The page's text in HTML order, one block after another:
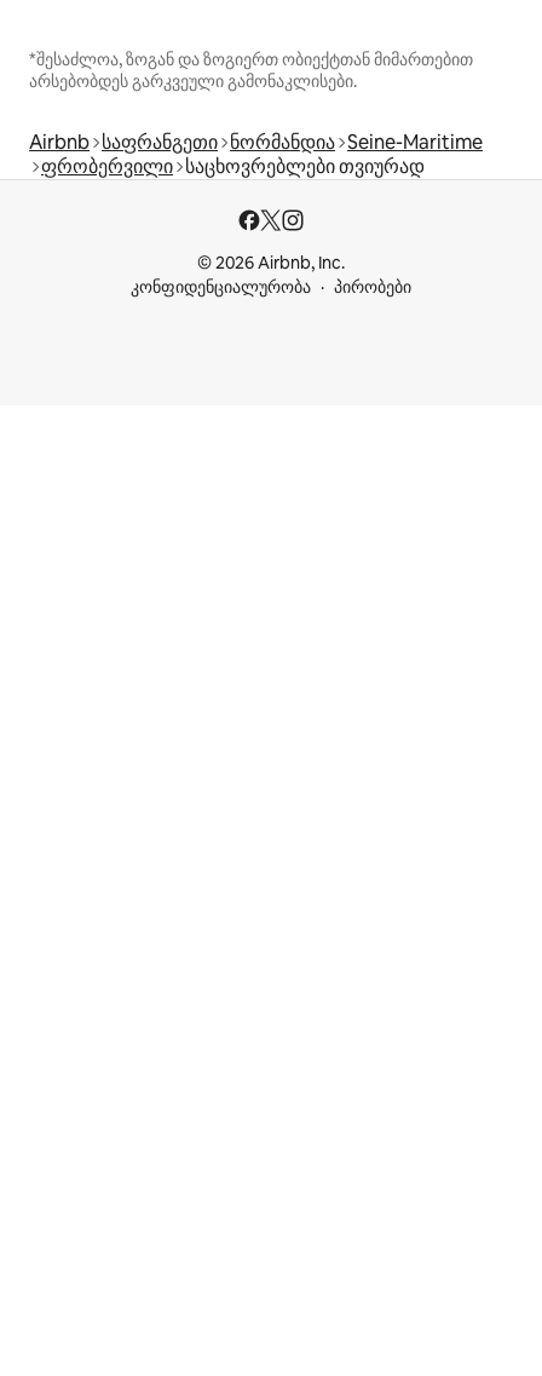
*შესაძლოა, ზოგან და ზოგიერთ ობიექტთან მიმართებით
არსებობდეს გარკვეული გამონაკლისები.
Airbnb საფრანგეთი ნორმანდია Seine-Maritime
ფრობერვილი საცხოვრებლები თვიურად
© 2026 Airbnb, Inc.
კონფიდენციალურობა
პირობები